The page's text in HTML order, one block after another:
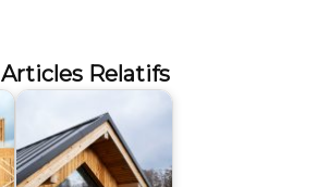
Articles Relatifs